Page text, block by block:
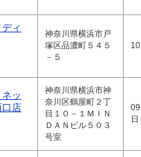
ディ
神奈川県横浜市戸
塚区品濃町５４５
－５
ネッ
口店
神奈川県横浜市神
奈川区鶴屋町２丁
目１０－１ＭＩＮ
ＤＡＮビル５０３
号室
日